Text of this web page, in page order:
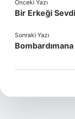
Önceki Yazı
Bir Erkeği
Sonraki Yazı